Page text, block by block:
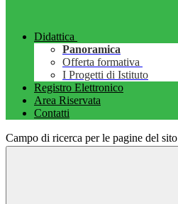
Didattica
Panoramica
Offerta formativa
I Progetti di Istituto
Registro Elettronico
Area Riservata
Contatti
Campo di ricerca per le pagine del sito